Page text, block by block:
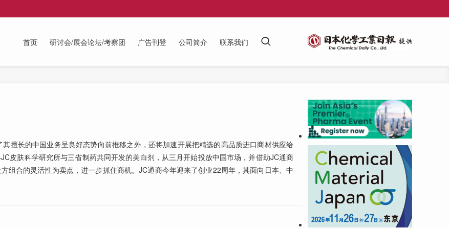
首页 研讨会/展会论坛/考察团 广告刊登 公司简介 联系我们
长的中国业务呈良好态势向前推移之外，还将加速开展把精选的高品质进口商材供应给
皮肤科学研究所与三省制药共同开发的美白剂，从三月开始投放中国市场，并借助JC通商
组合的灵活性为卖点，进一步抓住商机。JC通商今年迎来了创业22周年，其面向日本、中